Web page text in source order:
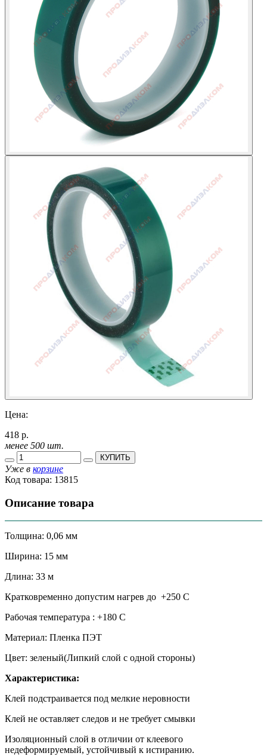
Цена:
418 р.
менее 500 шт.
КУПИТЬ
Уже в корзине
Код товара: 13815
Описание товара
Толщина: 0,06 мм
Ширина: 15 мм
Длина: 33 м
Кратковременно допустим нагрев до +250 С
Рабочая температура : +180 С
Материал: Пленка ПЭТ
Цвет: зеленый(Липкий слой с одной стороны)
Характеристика:
Клей подстраивается под мелкие неровности
Клей не оставляет следов и не требует смывки
Изоляционный слой в отличии от клеевого
недеформируемый, устойчивый к истиранию.